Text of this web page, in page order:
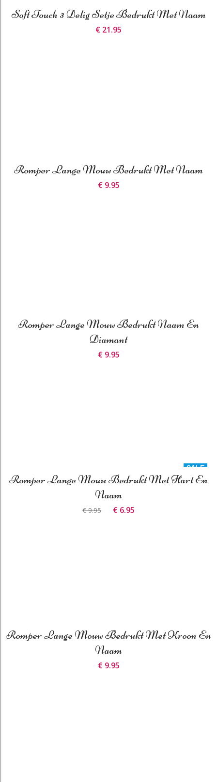
Soft Touch 3 Delig Setje Bedrukt Met Naam
€ 21.95
Romper Lange Mouw Bedrukt Met Naam
€ 9.95
Romper Lange Mouw Bedrukt Naam En
Diamant
€ 9.95
SALE
Romper Lange Mouw Bedrukt Met Hart En
Naam
€ 9.95 € 6.95
Romper Lange Mouw Bedrukt Met Kroon En
Naam
€ 9.95